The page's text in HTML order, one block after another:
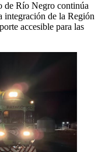
de Río Negro continúa
integración de la Región
accesible para las